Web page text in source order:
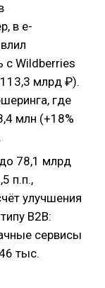
в e-
с Wildberries
млрд ₽).
где
млн (+18%
78,1 млрд
п.п.,
улучшения
B2B:
сервисы
тыс.